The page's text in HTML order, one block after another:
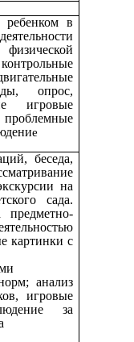
ребенком в
опрос,
игровые
е
беседа,
на
сада.
предметно-
картинки с
анализ
игровые
за